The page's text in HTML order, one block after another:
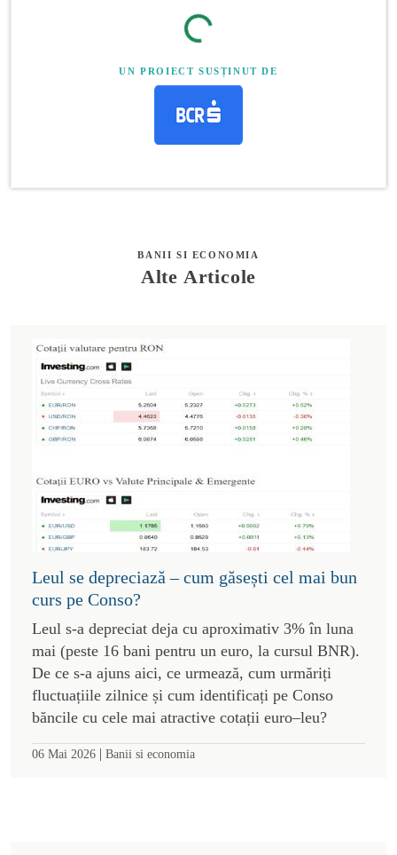
UN PROIECT SUSȚINUT DE
BANII SI ECONOMIA
Alte Articole
Leul se depreciază – cum găsești cel mai bun
curs pe Conso?
Leul s-a depreciat deja cu aproximativ 3% în luna
mai (peste 16 bani pentru un euro, la cursul BNR).
De ce s-a ajuns aici, ce urmează, cum urmăriți
fluctuațiile zilnice și cum identificați pe Conso
băncile cu cele mai atractive cotații euro–leu?
06 Mai 2026 | Banii si economia